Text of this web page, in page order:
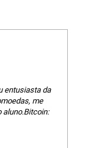
entusiasta da
me
aluno.Bitcoin: